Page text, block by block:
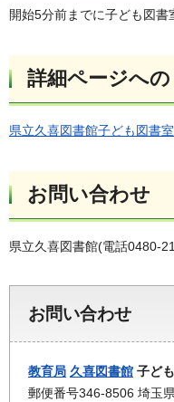
開始5分前までに子ども図書
詳細ページへの
県立久喜図書館子ども図書
お問い合わせ
県立久喜図書館(電話0480-
お問い合わせ
教育局 久喜図書館 子ど
郵便番号346-8506 埼玉